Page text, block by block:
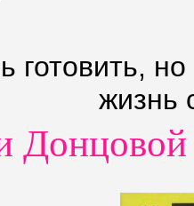
готовить,
жизнь
Донцовой